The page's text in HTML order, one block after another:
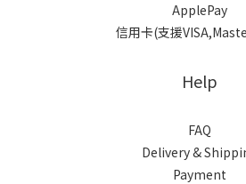
ApplePay
信用卡(支援
Help
FAQ
Delivery &
Payment